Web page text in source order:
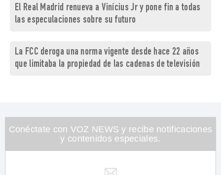
El Real Madrid renueva a Vinícius Jr y pone fin a todas
las especulaciones sobre su futuro
La FCC deroga una norma vigente desde hace 22 años
que limitaba la propiedad de las cadenas de televisión
Conéctate con VOZ NEWS y recibe notificaciones
y contenidos especiales.